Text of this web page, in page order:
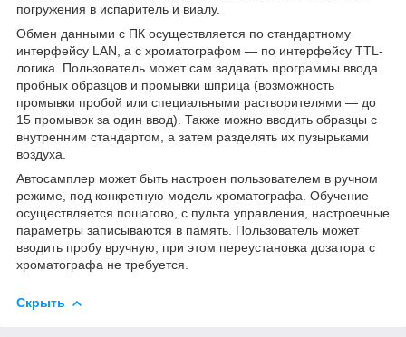
погружения в испаритель и виалу.
Обмен данными с ПК осуществляется по стандартному
интерфейсу LAN, а с хроматографом — по интерфейсу TTL-
логика. Пользователь может сам задавать программы ввода
пробных образцов и промывки шприца (возможность
промывки пробой или специальными растворителями — до
15 промывок за один ввод). Также можно вводить образцы с
внутренним стандартом, а затем разделять их пузырьками
воздуха.
Автосамплер может быть настроен пользователем в ручном
режиме, под конкретную модель хроматографа. Обучение
осуществляется пошагово, с пульта управления, настроечные
параметры записываются в память. Пользователь может
вводить пробу вручную, при этом переустановка дозатора с
хроматографа не требуется.
Скрыть